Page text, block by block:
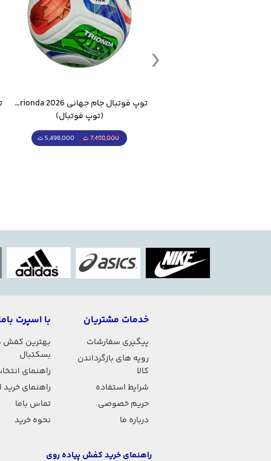
توپ فوتبال جام جهانی 2026 Trionda مشابه اورجینال
(توپ فوتبال)
7,498,000 ت 5,498,000 ت
خدمات مشتریان
پیگیری سفارشات
رویه های بازگرداندن
کالا
شرایط استفاده
حریم خصوصی
درباره ما
با اسپرت
بهترین کفش
بسکتبال
راهنمای
راهنمای
تماس باما
نحوه خرید
راهنمای خرید کفش پیاده روی